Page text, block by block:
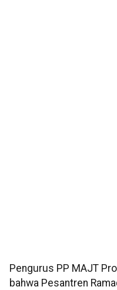
Pengurus PP MAJT
bahwa Pesantren